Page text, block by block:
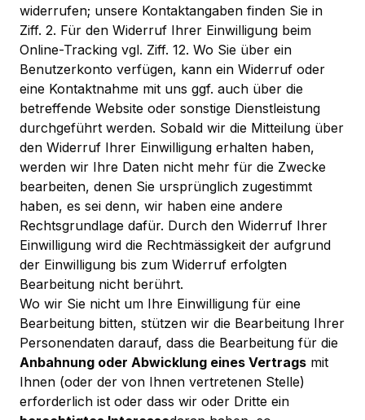
widerrufen; unsere Kontaktangaben finden Sie in
Ziff. 2. Für den Widerruf Ihrer Einwilligung beim
Online-Tracking vgl. Ziff. 12. Wo Sie über ein
Benutzerkonto verfügen, kann ein Widerruf oder
eine Kontaktnahme mit uns ggf. auch über die
betreffende Website oder sonstige Dienstleistung
durchgeführt werden. Sobald wir die Mitteilung über
den Widerruf Ihrer Einwilligung erhalten haben,
werden wir Ihre Daten nicht mehr für die Zwecke
bearbeiten, denen Sie ursprünglich zugestimmt
haben, es sei denn, wir haben eine andere
Rechtsgrundlage dafür. Durch den Widerruf Ihrer
Einwilligung wird die Rechtmässigkeit der aufgrund
der Einwilligung bis zum Widerruf erfolgten
Bearbeitung nicht berührt.
Wo wir Sie nicht um Ihre Einwilligung für eine
Bearbeitung bitten, stützen wir die Bearbeitung Ihrer
Personendaten darauf, dass die Bearbeitung für die
Anbahnung oder Abwicklung eines Vertrags mit
Ihnen (oder der von Ihnen vertretenen Stelle)
erforderlich ist oder dass wir oder Dritte ein